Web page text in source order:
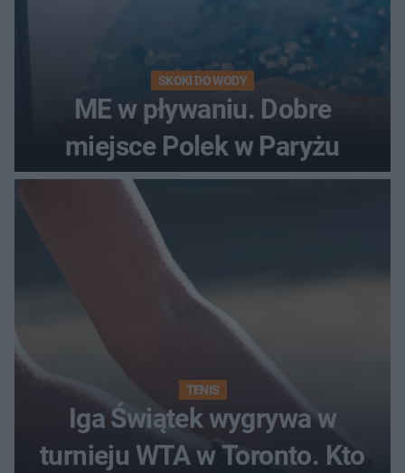
SKOKI DO WODY
ME w pływaniu. Dobre
miejsce Polek w Paryżu
TENIS
Iga Świątek wygrywa w
turnieju WTA w Toronto. Kto